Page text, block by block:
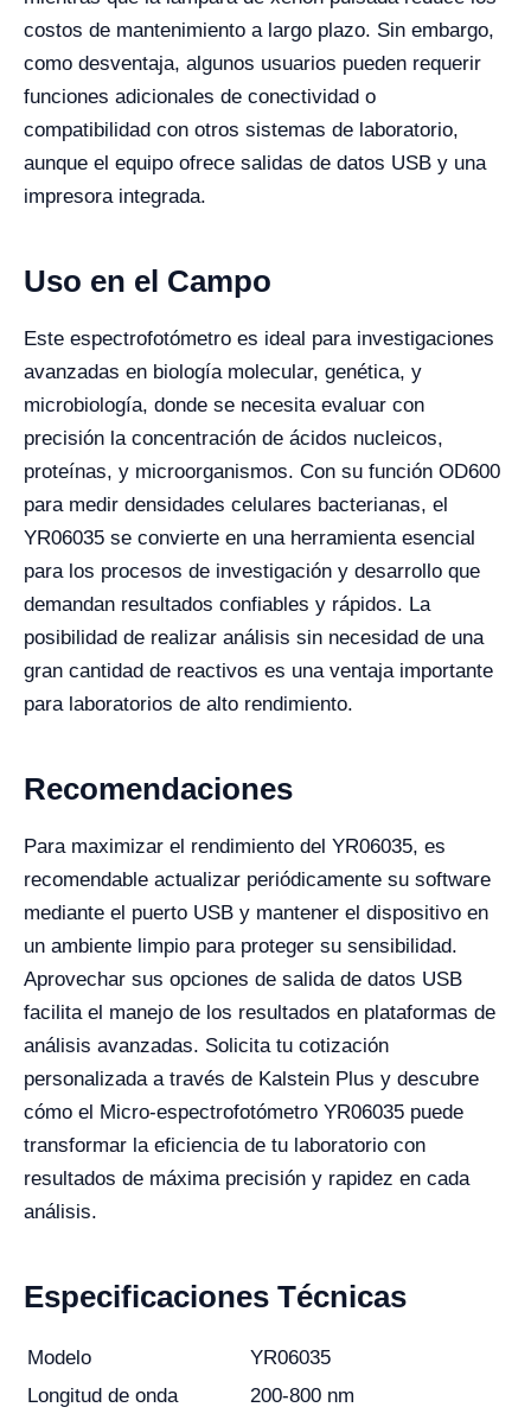
costos de mantenimiento a largo plazo. Sin embargo,
como desventaja, algunos usuarios pueden requerir
funciones adicionales de conectividad o
compatibilidad con otros sistemas de laboratorio,
aunque el equipo ofrece salidas de datos USB y una
impresora integrada.
Uso en el Campo
Este espectrofotómetro es ideal para investigaciones
avanzadas en biología molecular, genética, y
microbiología, donde se necesita evaluar con
precisión la concentración de ácidos nucleicos,
proteínas, y microorganismos. Con su función OD600
para medir densidades celulares bacterianas, el
YR06035 se convierte en una herramienta esencial
para los procesos de investigación y desarrollo que
demandan resultados confiables y rápidos. La
posibilidad de realizar análisis sin necesidad de una
gran cantidad de reactivos es una ventaja importante
para laboratorios de alto rendimiento.
Recomendaciones
Para maximizar el rendimiento del YR06035, es
recomendable actualizar periódicamente su software
mediante el puerto USB y mantener el dispositivo en
un ambiente limpio para proteger su sensibilidad.
Aprovechar sus opciones de salida de datos USB
facilita el manejo de los resultados en plataformas de
análisis avanzadas. Solicita tu cotización
personalizada a través de Kalstein Plus y descubre
cómo el Micro-espectrofotómetro YR06035 puede
transformar la eficiencia de tu laboratorio con
resultados de máxima precisión y rapidez en cada
análisis.
Especificaciones Técnicas
Modelo
YR06035
Longitud de onda
200-800 nm